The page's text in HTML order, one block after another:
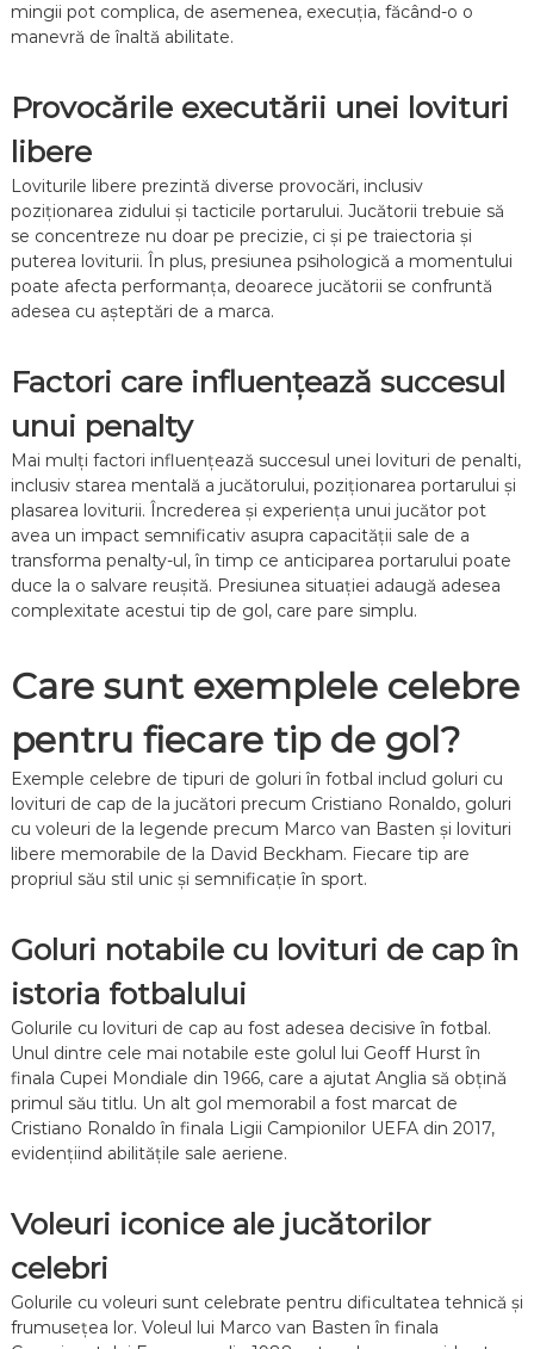
mingii pot complica, de asemenea, execuția, făcând-o o
manevră de înaltă abilitate.
Provocările executării unei lovituri
libere
Loviturile libere prezintă diverse provocări, inclusiv
poziționarea zidului și tacticile portarului. Jucătorii trebuie să
se concentreze nu doar pe precizie, ci și pe traiectoria și
puterea loviturii. În plus, presiunea psihologică a momentului
poate afecta performanța, deoarece jucătorii se confruntă
adesea cu așteptări de a marca.
Factori care influențează succesul
unui penalty
Mai mulți factori influențează succesul unei lovituri de penalti,
inclusiv starea mentală a jucătorului, poziționarea portarului și
plasarea loviturii. Încrederea și experiența unui jucător pot
avea un impact semnificativ asupra capacității sale de a
transforma penalty-ul, în timp ce anticiparea portarului poate
duce la o salvare reușită. Presiunea situației adaugă adesea
complexitate acestui tip de gol, care pare simplu.
Care sunt exemplele celebre
pentru fiecare tip de gol?
Exemple celebre de tipuri de goluri în fotbal includ goluri cu
lovituri de cap de la jucători precum Cristiano Ronaldo, goluri
cu voleuri de la legende precum Marco van Basten și lovituri
libere memorabile de la David Beckham. Fiecare tip are
propriul său stil unic și semnificație în sport.
Goluri notabile cu lovituri de cap în
istoria fotbalului
Golurile cu lovituri de cap au fost adesea decisive în fotbal.
Unul dintre cele mai notabile este golul lui Geoff Hurst în
finala Cupei Mondiale din 1966, care a ajutat Anglia să obțină
primul său titlu. Un alt gol memorabil a fost marcat de
Cristiano Ronaldo în finala Ligii Campionilor UEFA din 2017,
evidențiind abilitățile sale aeriene.
Voleuri iconice ale jucătorilor
celebri
Golurile cu voleuri sunt celebrate pentru dificultatea tehnică și
frumusețea lor. Voleul lui Marco van Basten în finala